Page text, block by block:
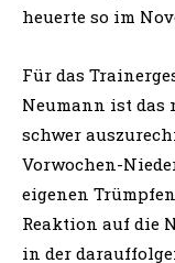
heuerte so im
Für das
Neumann ist das
schwer
Vorwochen-
eigenen
Reaktion auf die
in der